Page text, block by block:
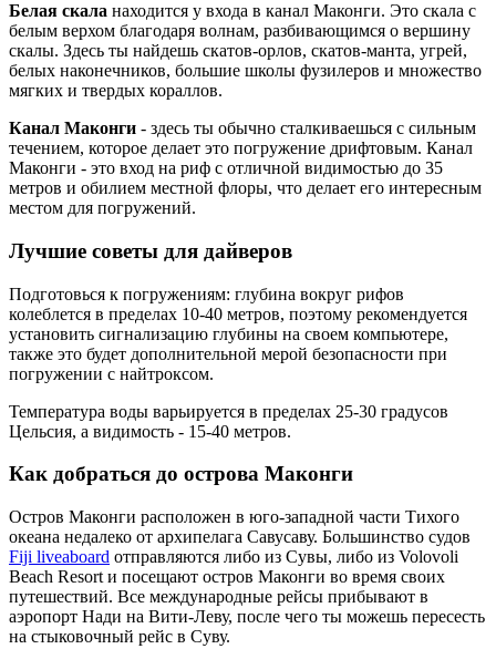
Белая скала находится у входа в канал Маконги. Это скала с
белым верхом благодаря волнам, разбивающимся о вершину
скалы. Здесь ты найдешь скатов-орлов, скатов-манта, угрей,
белых наконечников, большие школы фузилеров и множество
мягких и твердых кораллов.
Канал Маконги - здесь ты обычно сталкиваешься с сильным
течением, которое делает это погружение дрифтовым. Канал
Маконги - это вход на риф с отличной видимостью до 35
метров и обилием местной флоры, что делает его интересным
местом для погружений.
Лучшие советы для дайверов
Подготовься к погружениям: глубина вокруг рифов
колеблется в пределах 10-40 метров, поэтому рекомендуется
установить сигнализацию глубины на своем компьютере,
также это будет дополнительной мерой безопасности при
погружении с найтроксом.
Температура воды варьируется в пределах 25-30 градусов
Цельсия, а видимость - 15-40 метров.
Как добраться до острова Маконги
Остров Маконги расположен в юго-западной части Тихого
океана недалеко от архипелага Савусаву. Большинство судов
Fiji liveaboard отправляются либо из Сувы, либо из Volovoli
Beach Resort и посещают остров Маконги во время своих
путешествий. Все международные рейсы прибывают в
аэропорт Нади на Вити-Леву, после чего ты можешь пересесть
на стыковочный рейс в Суву.